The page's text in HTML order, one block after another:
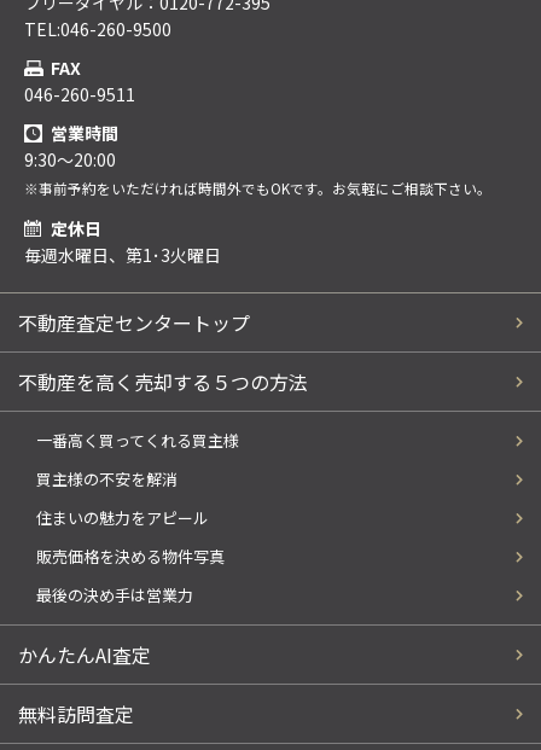
TEL:046-260-9500
FAX
046-260-9511
営業時間
9:30～20:00
※事前予約をいただければ時間外でもOKです。お気軽にご相談下さい。
定休日
毎週水曜日、第1･3火曜日
不動産査定センタートップ
不動産を高く売却する５つの方法
一番高く買ってくれる買主様
買主様の不安を解消
住まいの魅力をアピール
販売価格を決める物件写真
最後の決め手は営業力
かんたんAI査定
無料訪問査定